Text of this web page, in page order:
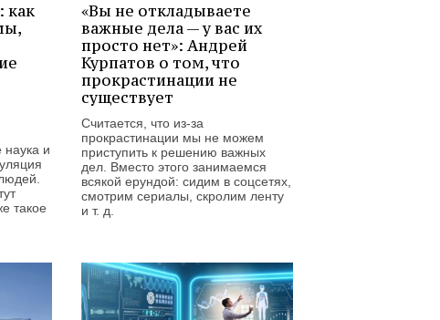
как
и
такое
«Вы не откладываете
важные дела — у вас их
просто нет»: Андрей
Курпатов о том, что
прокрастинации не
существует
Считается, что из-за
прокрастинации мы не можем
приступить к решению важных
дел. Вместо этого занимаемся
всякой ерундой: сидим в соцсетях,
смотрим сериалы, скролим ленту
и т. д.